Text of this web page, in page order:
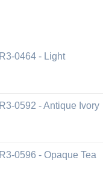
0464 - Light
0592 - Antique Ivory
0596 - Opaque Tea